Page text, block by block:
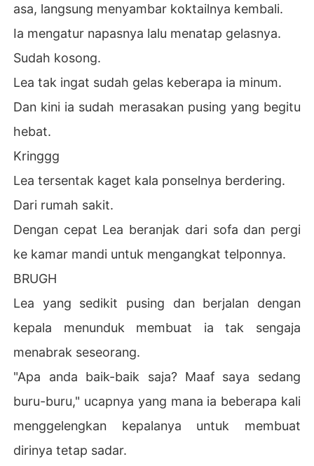
asa, langsung menyambar koktailnya kembali.
Ia mengatur napasnya lalu menatap gelasnya.
Sudah kosong.
Lea tak ingat sudah gelas keberapa ia minum.
Dan kini ia sudah merasakan pusing yang begitu
hebat.
Kringgg
Lea tersentak kaget kala ponselnya berdering.
Dari rumah sakit.
Dengan cepat Lea beranjak dari sofa dan pergi
ke kamar mandi untuk mengangkat telponnya.
BRUGH
Lea yang sedikit pusing dan berjalan dengan
kepala menunduk membuat ia tak sengaja
menabrak seseorang.
"Apa anda baik-baik saja? Maaf saya sedang
buru-buru," ucapnya yang mana ia beberapa kali
menggelengkan kepalanya untuk membuat
dirinya tetap sadar.